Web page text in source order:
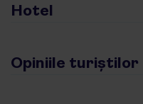
Hotel
Opiniile turiștilor